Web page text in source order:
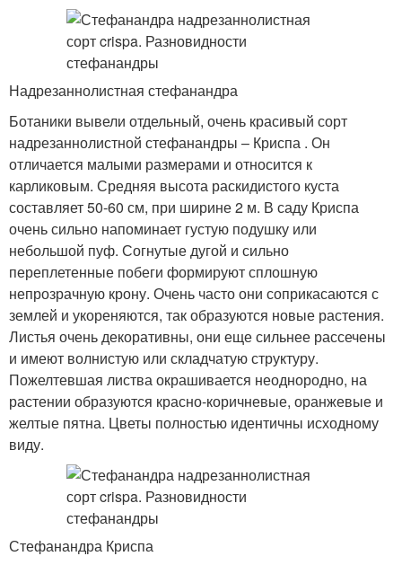
Надрезаннолистная стефанандра
Ботаники вывели отдельный, очень красивый сорт
надрезаннолистной стефанандры – Криспа . Он
отличается малыми размерами и относится к
карликовым. Средняя высота раскидистого куста
составляет 50-60 см, при ширине 2 м. В саду Криспа
очень сильно напоминает густую подушку или
небольшой пуф. Согнутые дугой и сильно
переплетенные побеги формируют сплошную
непрозрачную крону. Очень часто они соприкасаются с
землей и укореняются, так образуются новые растения.
Листья очень декоративны, они еще сильнее рассечены
и имеют волнистую или складчатую структуру.
Пожелтевшая листва окрашивается неоднородно, на
растении образуются красно-коричневые, оранжевые и
желтые пятна. Цветы полностью идентичны исходному
виду.
Стефанандра Криспа